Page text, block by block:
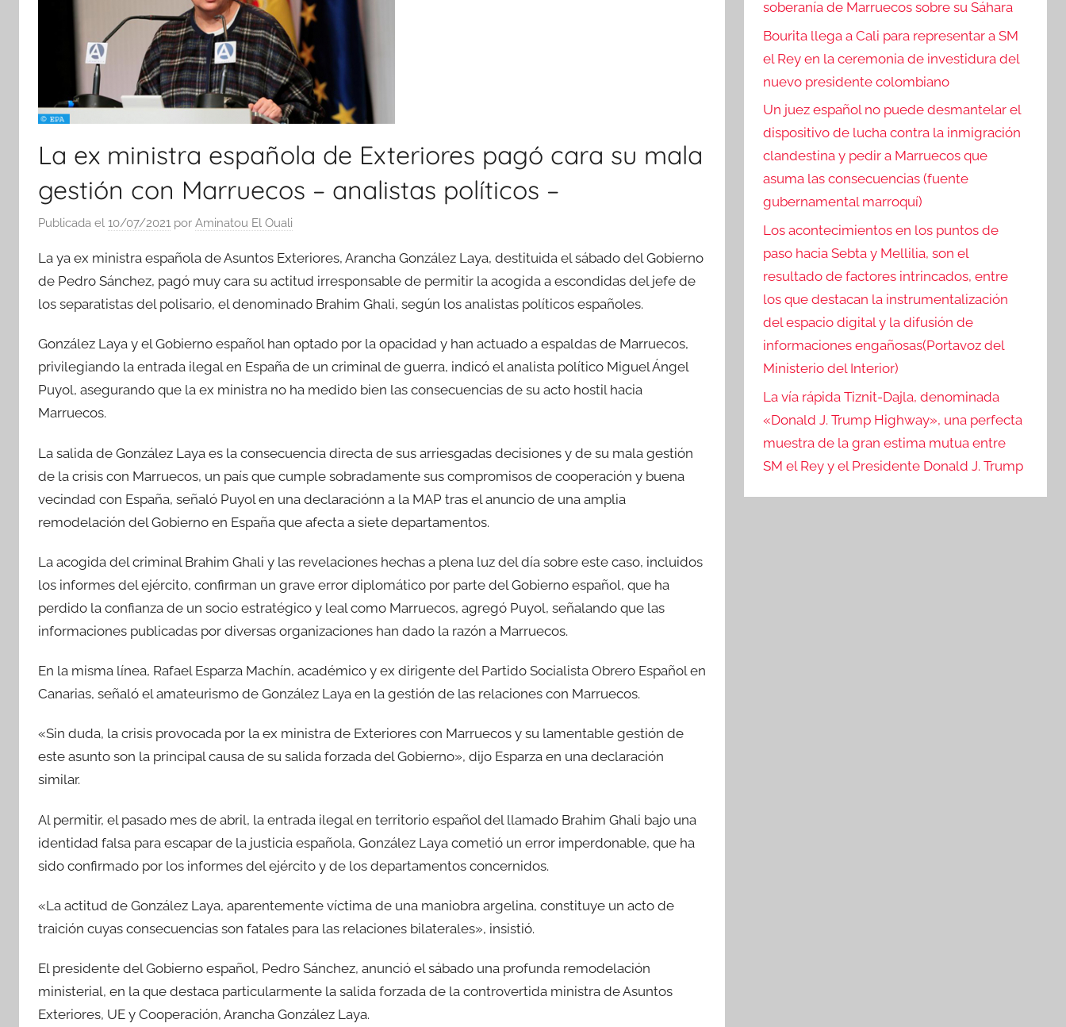
La ex ministra española de Exteriores pagó cara su mala
gestión con Marruecos – analistas políticos –
Publicada el 10/07/2021 por Aminatou El Ouali
La ya ex ministra española de Asuntos Exteriores, Arancha González Laya, destituida el sábado del Gobierno
de Pedro Sánchez, pagó muy cara su actitud irresponsable de permitir la acogida a escondidas del jefe de
los separatistas del polisario, el denominado Brahim Ghali, según los analistas políticos españoles.
González Laya y el Gobierno español han optado por la opacidad y han actuado a espaldas de Marruecos,
privilegiando la entrada ilegal en España de un criminal de guerra, indicó el analista político Miguel Ángel
Puyol, asegurando que la ex ministra no ha medido bien las consecuencias de su acto hostil hacia
Marruecos.
La salida de González Laya es la consecuencia directa de sus arriesgadas decisiones y de su mala gestión
de la crisis con Marruecos, un país que cumple sobradamente sus compromisos de cooperación y buena
vecindad con España, señaló Puyol en una declaraciónn a la MAP tras el anuncio de una amplia
remodelación del Gobierno en España que afecta a siete departamentos.
La acogida del criminal Brahim Ghali y las revelaciones hechas a plena luz del día sobre este caso, incluidos
los informes del ejército, confirman un grave error diplomático por parte del Gobierno español, que ha
perdido la confianza de un socio estratégico y leal como Marruecos, agregó Puyol, señalando que las
informaciones publicadas por diversas organizaciones han dado la razón a Marruecos.
En la misma línea, Rafael Esparza Machín, académico y ex dirigente del Partido Socialista Obrero Español en
Canarias, señaló el amateurismo de González Laya en la gestión de las relaciones con Marruecos.
«Sin duda, la crisis provocada por la ex ministra de Exteriores con Marruecos y su lamentable gestión de
este asunto son la principal causa de su salida forzada del Gobierno», dijo Esparza en una declaración
similar.
Al permitir, el pasado mes de abril, la entrada ilegal en territorio español del llamado Brahim Ghali bajo una
identidad falsa para escapar de la justicia española, González Laya cometió un error imperdonable, que ha
sido confirmado por los informes del ejército y de los departamentos concernidos.
«La actitud de González Laya, aparentemente víctima de una maniobra argelina, constituye un acto de
traición cuyas consecuencias son fatales para las relaciones bilaterales», insistió.
El presidente del Gobierno español, Pedro Sánchez, anunció el sábado una profunda remodelación
ministerial, en la que destaca particularmente la salida forzada de la controvertida ministra de Asuntos
Exteriores, UE y Cooperación, Arancha González Laya.
soberanía de Marruecos sobre su Sáhara
Bourita llega a Cali para representar a SM
el Rey en la ceremonia de investidura del
nuevo presidente colombiano
Un juez español no puede desmantelar el
dispositivo de lucha contra la inmigración
clandestina y pedir a Marruecos que
asuma las consecuencias (fuente
gubernamental marroquí)
Los acontecimientos en los puntos de
paso hacia Sebta y Mellilia, son el
resultado de factores intrincados, entre
los que destacan la instrumentalización
del espacio digital y la difusión de
informaciones engañosas(Portavoz del
Ministerio del Interior)
La vía rápida Tiznit-Dajla, denominada
«Donald J. Trump Highway», una perfecta
muestra de la gran estima mutua entre
SM el Rey y el Presidente Donald J. Trump